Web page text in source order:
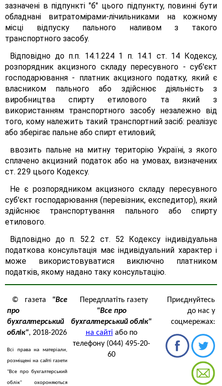
зазначені в підпункті "б" цього підпункту, повинні бути
обладнані витратомірами-лічильниками на кожному
місці відпуску пального наливом з такого
транспортного засобу.
Відповідно до п.п. 14.1.224 1 п. 14.1 ст. 14 Кодексу,
розпорядник акцизного складу пересувного - суб'єкт
господарювання - платник акцизного податку, який є
власником пального або здійснює діяльність з
виробництва спирту етилового та який з
використанням транспортного засобу незалежно від
того, кому належить такий транспортний засіб: реалізує
або зберігає пальне або спирт етиловий;
ввозить пальне на митну територію Україні, з якого
сплачено акцизний податок або на умовах, визначених
ст. 229 цього Кодексу.
Не є розпорядником акцизного складу пересувного
суб'єкт господарювання (перевізник, експедитор), який
здійснює транспортування пального або спирту
етилового.
Відповідно до п. 52.2 ст. 52 Кодексу індивідуальна
податкова консультація має індивідуальний характер і
може використовуватися виключно платником
податків, якому надано таку консультацію.
© газета "Все
про
бухгалтерський
облік", 2018-2026
Всі права на матеріали,
розміщені на сайті газети
"Все про бухгалтерський
облік" охороняються
Передплатіть газету
"Все про
бухгалтерський облік"
на сайті або по
телефону (044) 495-20-
60
Приєднуйтесь
до нас у
соцмережах: